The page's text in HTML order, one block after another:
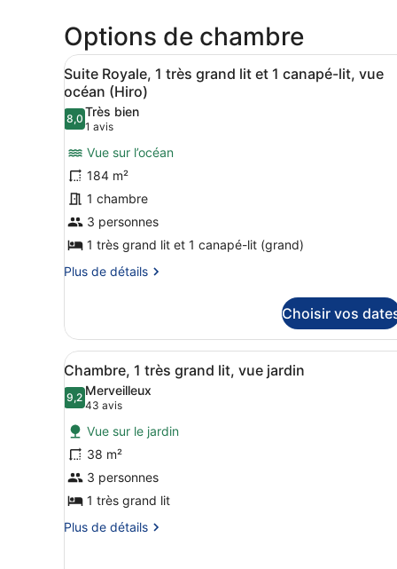
Options de chambre
Afficher
toutes
les
photos
pour
ce
type
de
chambre :
Suite
Royale,
grand
lit
et
1
canapé-
lit,
vue
océan
(Hiro)
Une chaise en osier avec
5
Suite Royale, 1 très grand lit et 1 canapé-lit, vue
océan (Hiro)
8,08,0 sur 10
Très bien
1 avis
(1 avis)
Vue sur l’océan
184 m²
1 chambre
3 personnes
1 très grand lit et 1 canapé-lit (grand)
Plus de détails
Plus
le
type
de
chambre
Suite
Royale,
très
grand
lit
et
1
canapé-
Choisir vos
Afficher
toutes
les
photos
pour
ce
type
de
chambre :
Une chambre d’hôtel
8
Chambre, 1 très grand lit, vue jardin
9,29,2 sur 10
Merveilleux
43 avis
(43 avis)
Vue sur le jardin
38 m²
3 personnes
1 très grand lit
Plus de détails
Plus